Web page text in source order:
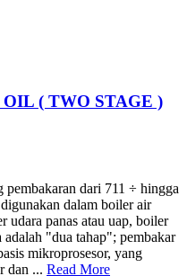
( TWO STAGE )
pembakaran dari 711 ÷ hingga
dalam boiler air
udara panas atau uap, boiler
"dua tahap"; pembakar
mikroprosesor, yang
dan ... Read More